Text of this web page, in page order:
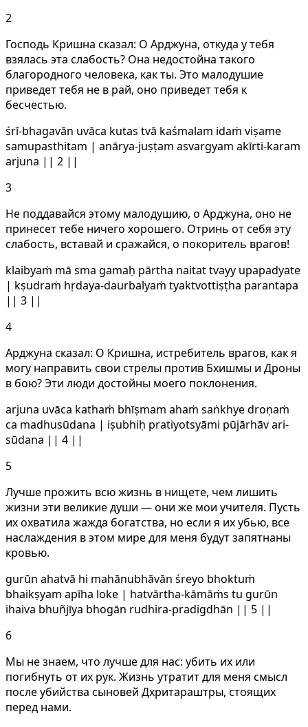
2
Господь Кришна сказал: О Арджуна, откуда у тебя
взялась эта слабость? Она недостойна такого
благородного человека, как ты. Это малодушие
приведет тебя не в рай, оно приведет тебя к
бесчестью.
śrī-bhagavān uvāca kutas tvā kaśmalam idaṁ viṣame
samupasthitam | anārya-juṣṭam asvargyam akīrti-karam
arjuna || 2 ||
3
Не поддавайся этому малодушию, о Арджуна, оно не
принесет тебе ничего хорошего. Отринь от себя эту
слабость, вставай и сражайся, о покоритель врагов!
klaibyaṁ mā sma gamaḥ pārtha naitat tvayy upapadyate
| kṣudraṁ hṛdaya-daurbalyaṁ tyaktvottiṣṭha parantapa
|| 3 ||
4
Арджуна сказал: О Кришна, истребитель врагов, как я
могу направить свои стрелы против Бхишмы и Дроны
в бою? Эти люди достойны моего поклонения.
arjuna uvāca kathaṁ bhīṣmam ahaṁ saṅkhye droṇaṁ
ca madhusūdana | iṣubhiḥ pratiyotsyāmi pūjārhāv ari-
sūdana || 4 ||
5
Лучше прожить всю жизнь в нищете, чем лишить
жизни эти великие души — они же мои учителя. Пусть
их охватила жажда богатства, но если я их убью, все
наслаждения в этом мире для меня будут запятнаны
кровью.
gurūn ahatvā hi mahānubhāvān śreyo bhoktuṁ
bhaikṣyam apīha loke | hatvārtha-kāmāṁs tu gurūn
ihaiva bhuñjīya bhogān rudhira-pradigdhān || 5 ||
6
Мы не знаем, что лучше для нас: убить их или
погибнуть от их рук. Жизнь утратит для меня смысл
после убийства сыновей Дхритараштры, стоящих
перед нами.